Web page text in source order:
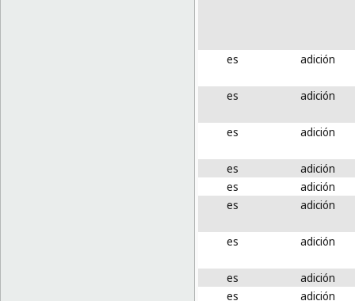
es adición
es adición
es adición
es
adición
es
adición
es
adición
es adición
es
adición
es
adición